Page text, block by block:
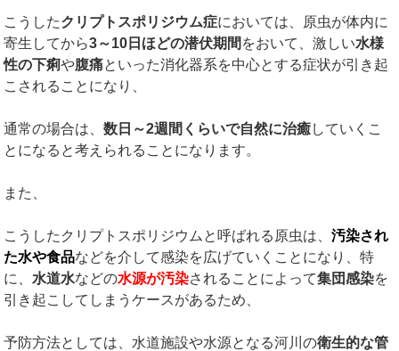
こうしたクリプトスポリジウム症においては、原虫が体内に
寄生してから3～10 日ほどの潜伏期間 をおいて、激しい水様
性の下痢や腹痛といった消化器系を中心とする症状が引き起
こされることになり、
通常の場合は、数日～2週間くらいで自然に治癒していくこ
とになると考えられることになります。
また、
こうしたクリプトスポリジウムと呼ばれる原虫は、汚染され
た水や食品などを介して感染を広げていくことになり、特
に、 水道水などの水源が汚染されることによって集団感染を
引き起こしてしまうケースがあるため、
予防方法としては、水道施設や水源となる河川の衛生的な管